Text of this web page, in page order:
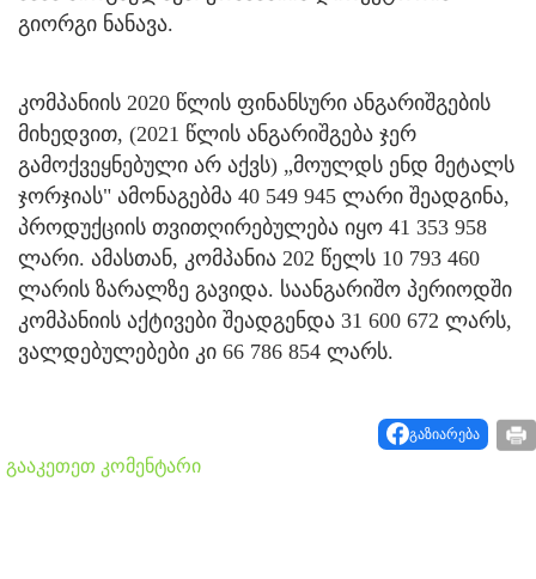
გიორგი ნანავა.
კომპანიის 2020 წლის ფინანსური ანგარიშგების
მიხედვით, (2021 წლის ანგარიშგება ჯერ
გამოქვეყნებული არ აქვს) „მოულდს ენდ მეტალს
ჯორჯიას" ამონაგებმა 40 549 945 ლარი შეადგინა,
პროდუქციის თვითღირებულება იყო 41 353 958
ლარი. ამასთან, კომპანია 202 წელს 10 793 460
ლარის ზარალზე გავიდა. საანგარიშო პერიოდში
კომპანიის აქტივები შეადგენდა 31 600 672 ლარს,
ვალდებულებები კი 66 786 854 ლარს.
გაზიარება
გააკეთეთ კომენტარი